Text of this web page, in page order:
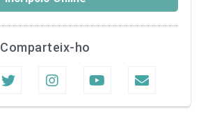
Comparteix-ho